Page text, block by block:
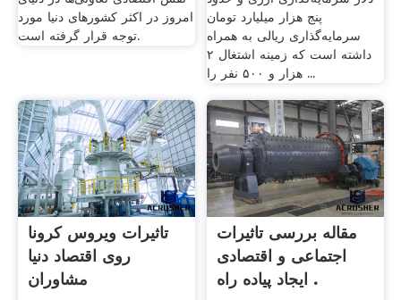
امروز در اکثر کشورهای دنیا مورد
توجه قرار گرفته است.
پنج هزار میلیارد تومان
سرمایه‌گذاری ریالی به همراه
داشته است که زمینه اشتغال ۲
هزار و ۵۰۰ نفر را ...
تاثیرات ویروس کرونا
روی اقتصاد دنیا
مشاوران
مقاله بررسی تاثیرات
اجتماعی و اقتصادی
ایجاد پیاده راه .